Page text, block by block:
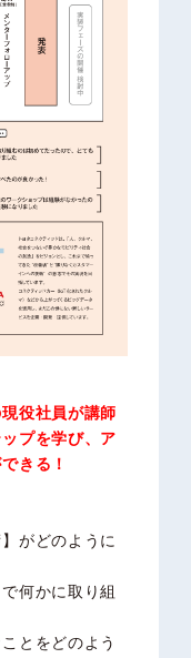
役社員が講師
プを学び、ア
きる！
がどのように
何かに取り組
とをどのよう